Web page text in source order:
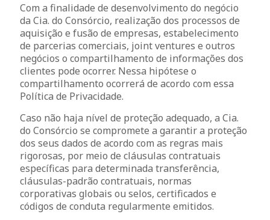
Com a finalidade de desenvolvimento do negócio
da Cia. do Consórcio, realização dos processos de
aquisição e fusão de empresas, estabelecimento
de parcerias comerciais, joint ventures e outros
negócios o compartilhamento de informações dos
clientes pode ocorrer. Nessa hipótese o
compartilhamento ocorrerá de acordo com essa
Política de Privacidade.
Caso não haja nível de proteção adequado, a Cia.
do Consórcio se compromete a garantir a proteção
dos seus dados de acordo com as regras mais
rigorosas, por meio de cláusulas contratuais
específicas para determinada transferência,
cláusulas-padrão contratuais, normas
corporativas globais ou selos, certificados e
códigos de conduta regularmente emitidos.